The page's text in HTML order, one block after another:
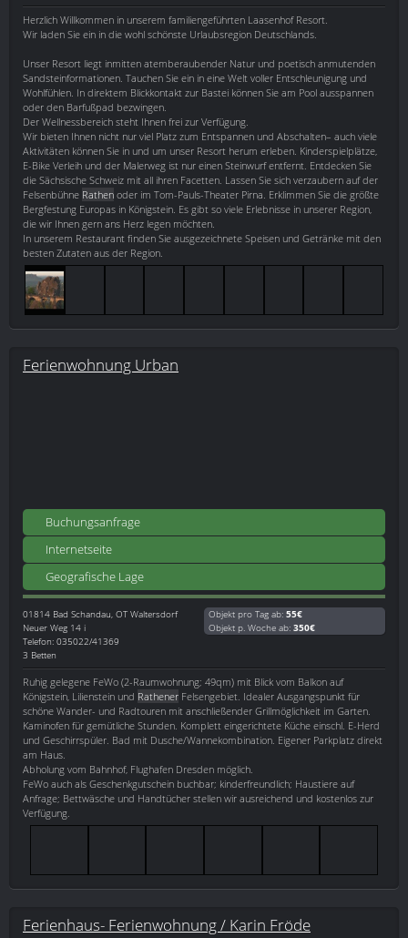
Herzlich Willkommen in unserem familiengeführten Laasenhof Resort.
Wir laden Sie ein in die wohl schönste Urlaubsregion Deutschlands.
Unser Resort liegt inmitten atemberaubender Natur und poetisch anmutenden
Sandsteinformationen. Tauchen Sie ein in eine Welt voller Entschleunigung und
Wohlfühlen. In direktem Blickkontakt zur Bastei können Sie am Pool ausspannen
oder den Barfußpad bezwingen.
Der Wellnessbereich steht Ihnen frei zur Verfügung.
Wir bieten Ihnen nicht nur viel Platz zum Entspannen und Abschalten– auch viele
Aktivitäten können Sie in und um unser Resort herum erleben. Kinderspielplätze,
E-Bike Verleih und der Malerweg ist nur einen Steinwurf entfernt. Entdecken Sie
die Sächsische Schweiz mit all ihren Facetten. Lassen Sie sich verzaubern auf der
Felsenbühne Rathen oder im Tom-Pauls-Theater Pirna. Erklimmen Sie die größte
Bergfestung Europas in Königstein. Es gibt so viele Erlebnisse in unserer Region,
die wir Ihnen gern ans Herz legen möchten.
In unserem Restaurant finden Sie ausgezeichnete Speisen und Getränke mit den
besten Zutaten aus der Region.
Ferienwohnung Urban
Buchungsanfrage
Internetseite
Geografische Lage
01814 Bad Schandau, OT Waltersdorf
Neuer Weg 14 i
Telefon: 035022/41369
3 Betten
Objekt pro Tag ab: 55€
Objekt p. Woche ab: 350€
Ruhig gelegene FeWo (2-Raumwohnung; 49qm) mit Blick vom Balkon auf
Königstein, Lilienstein und Rathener Felsengebiet. Idealer Ausgangspunkt für
schöne Wander- und Radtouren mit anschließender Grillmöglichkeit im Garten.
Kaminofen für gemütliche Stunden. Komplett eingerichtete Küche einschl. E-Herd
und Geschirrspüler. Bad mit Dusche/Wannekombination. Eigener Parkplatz direkt
am Haus.
Abholung vom Bahnhof, Flughafen Dresden möglich.
FeWo auch als Geschenkgutschein buchbar; kinderfreundlich; Haustiere auf
Anfrage; Bettwäsche und Handtücher stellen wir ausreichend und kostenlos zur
Verfügung.
Ferienhaus- Ferienwohnung / Karin Fröde